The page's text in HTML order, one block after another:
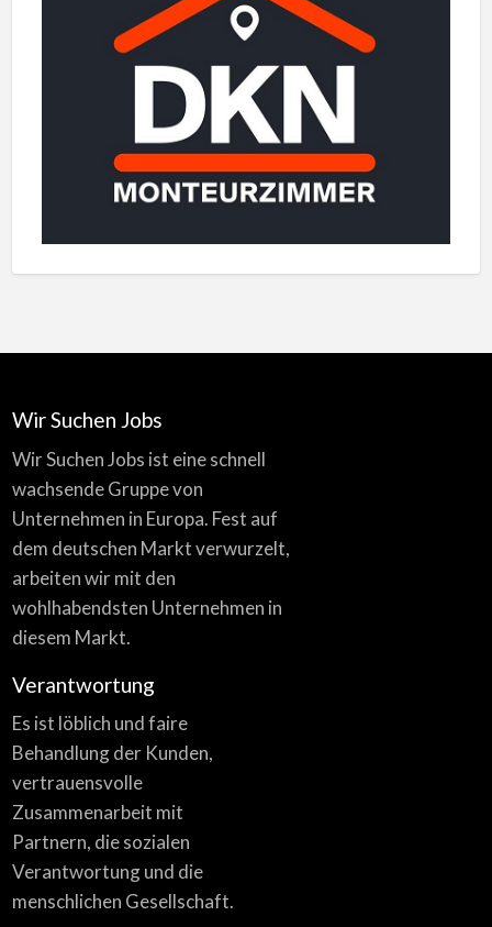
Wir Suchen Jobs
Wir Suchen Jobs ist eine schnell
wachsende Gruppe von
Unternehmen in Europa. Fest auf
dem deutschen Markt verwurzelt,
arbeiten wir mit den
wohlhabendsten Unternehmen in
diesem Markt.
Verantwortung
Es ist löblich und faire
Behandlung der Kunden,
vertrauensvolle
Zusammenarbeit mit
Partnern, die sozialen
Verantwortung und die
menschlichen Gesellschaft.